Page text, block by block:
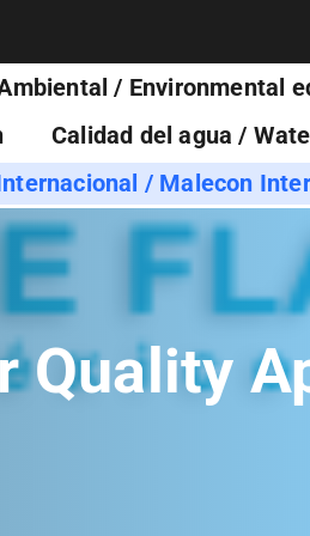
/ Environmental
Calidad del agua /
/ Malecon
Quality